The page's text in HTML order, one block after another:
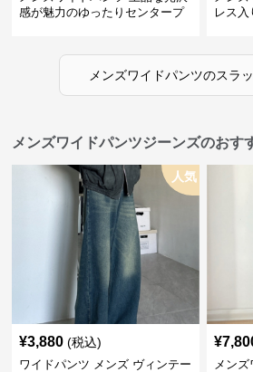
感が魅力のゆったりセンタープ
レス
メンズワイドパンツのスラ
メンズワイドパンツジーンズのおす
人気
¥3,880 (税込)
ワイドパンツ メンズ ヴィンテー
¥
メン